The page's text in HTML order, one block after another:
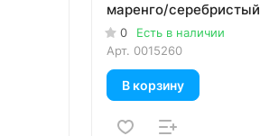
маренго/серебристый
0
Есть в наличии
Арт. 0015260
В корзину